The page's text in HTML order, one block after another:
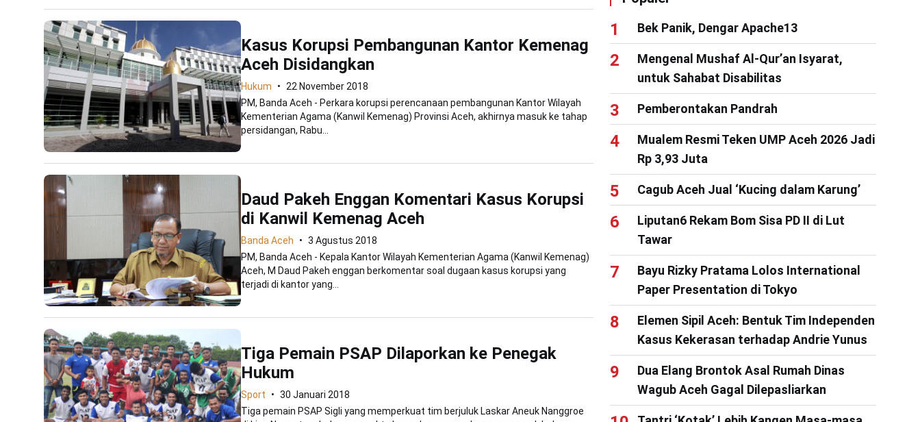
Kasus Korupsi Pembangunan Kantor Kemenag
Aceh Disidangkan
Hukum
22 November 2018
PM, Banda Aceh - Perkara korupsi perencanaan pembangunan Kantor Wilayah
Kementerian Agama (Kanwil Kemenag) Provinsi Aceh, akhirnya masuk ke tahap
persidangan, Rabu...
Daud Pakeh Enggan Komentari Kasus Korupsi
di Kanwil Kemenag Aceh
Banda Aceh
3 Agustus 2018
PM, Banda Aceh - Kepala Kantor Wilayah Kementerian Agama (Kanwil Kemenag)
Aceh, M Daud Pakeh enggan berkomentar soal dugaan kasus korupsi yang
terjadi di kantor yang...
Tiga Pemain PSAP Dilaporkan ke Penegak
Hukum
Sport
30 Januari 2018
Tiga pemain PSAP Sigli yang memperkuat tim berjuluk Laskar Aneuk Nanggroe
Bek Panik, Dengar Apache13
Mengenal Mushaf Al-Qur’an Isyarat,
untuk Sahabat Disabilitas
Pemberontakan Pandrah
Mualem Resmi Teken UMP Aceh 2026 Jadi
Rp 3,93 Juta
Cagub Aceh Jual ‘Kucing dalam Karung’
Liputan6 Rekam Bom Sisa PD II di Lut
Tawar
Bayu Rizky Pratama Lolos International
Paper Presentation di Tokyo
Elemen Sipil Aceh: Bentuk Tim Independen
Kasus Kekerasan terhadap Andrie Yunus
Dua Elang Brontok Asal Rumah Dinas
Wagub Aceh Gagal Dilepasliarkan